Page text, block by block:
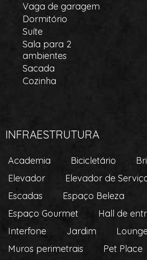
Vaga de garagem
Dormitório
Suíte
Sala para 2
ambientes
Sacada
Cozinha
INFRAESTRUTURA
Academia Bicicletário
Elevador
Elevador de
Escadas
Espaço Beleza
Espaço Gourmet
Hall de
Interfone
Jardim
Muros perimetrais
Pet Place